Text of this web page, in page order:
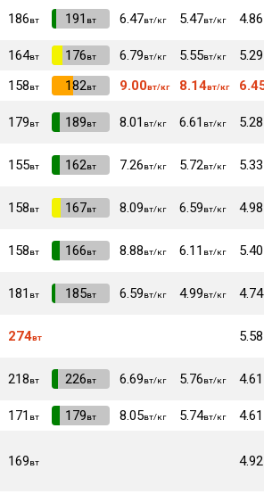
186вт 191 вт 6.47вт/кг 5.47вт/кг 4.86
164вт 176вт 6.79вт/кг 5.55вт/кг 5.29
158вт 182вт 9.00вт/кг 8.14вт/кг
179вт 189вт 8.01 вт/кг 6.61 вт/кг 5.28
155вт 162вт 7.26вт/кг 5.72вт/кг 5.33
158вт 167вт 8.09вт/кг 6.59вт/кг 4.98
158вт 166вт 8.88вт/кг 6.11 вт/кг 5.40
181 вт 185вт 6.59вт/кг 4.99вт/кг 4.74
274вт 5.58
218вт VI226вт 6.69вт/кг 5.76вт/кг 4.61
171 вт 179вт 8.05вт/кг 5.74вт/кг 4.61
169вт 4.92